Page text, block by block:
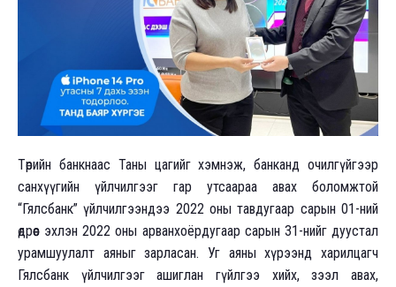
Төрийн банкнаас Таны цагийг хэмнэж, банканд очилгүйгээр
санхүүгийн үйлчилгээг гар утсаараа авах боломжтой
“Гялсбанк” үйлчилгээндээ 2022 оны тавдугаар сарын 01-ний
өдрөөс эхлэн 2022 оны арванхоёрдугаар сарын 31-нийг дуустал
урамшуулалт аяныг зарласан. Уг аяны хүрээнд харилцагч
Гялсбанк үйлчилгээг ашиглан гүйлгээ хийх, зээл авах,